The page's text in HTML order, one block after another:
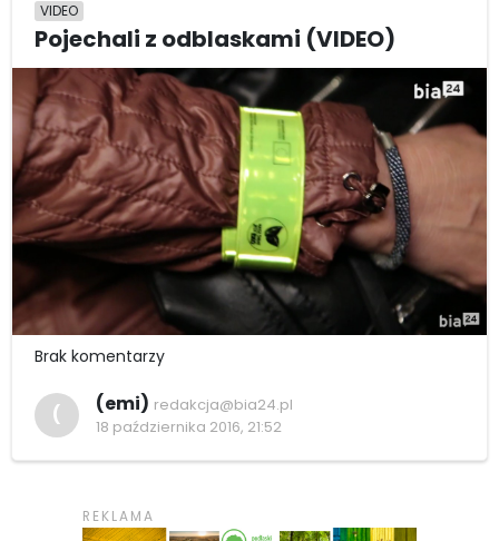
VIDEO
Pojechali z odblaskami (VIDEO)
Brak komentarzy
( (emi) redakcja@bia24.pl
18 października 2016, 21:52